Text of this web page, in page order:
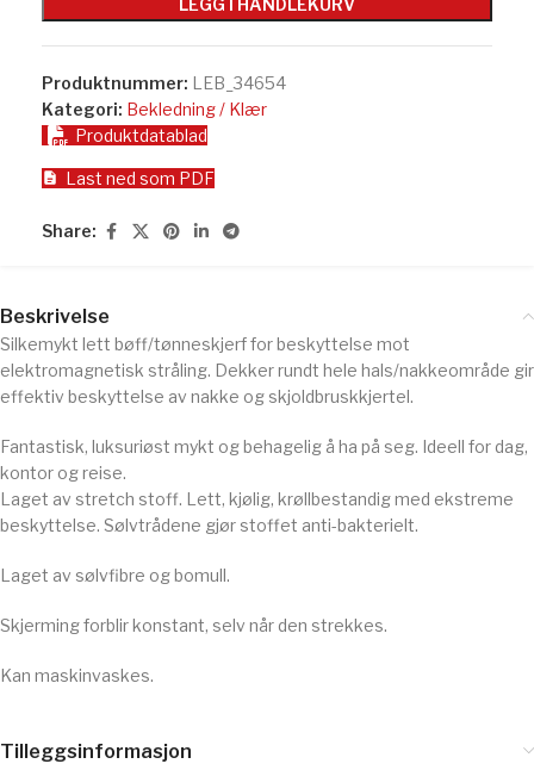
Produktnummer: LEB_34654
Kategori: Bekledning / Klær
Produktdatablad
Last ned som PDF
Share:
Beskrivelse
Silkemykt lett bøff/tønneskjerf for beskyttelse mot
elektromagnetisk stråling. Dekker rundt hele hals/nakkeområde gir
effektiv beskyttelse av nakke og skjoldbruskkjertel.
Fantastisk, luksuriøst mykt og behagelig å ha på seg. Ideell for dag,
kontor og reise.
Laget av stretch stoff. Lett, kjølig, krøllbestandig med ekstreme
beskyttelse. Sølvtrådene gjør stoffet anti-bakterielt.
Laget av sølvfibre og bomull.
Skjerming forblir konstant, selv når den strekkes.
Kan maskinvaskes.
Tilleggsinformasjon